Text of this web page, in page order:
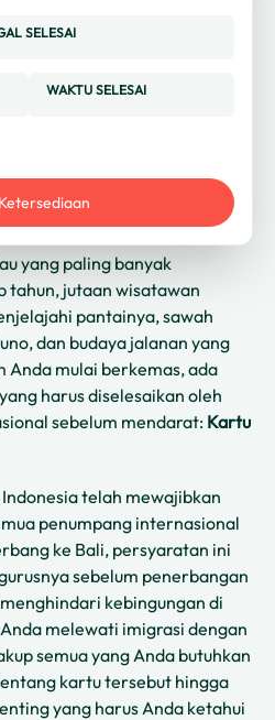
SELESAI
WAKTU SELESAI
yang paling banyak
tahun, jutaan wisatawan
pantainya, sawah
dan budaya jalanan yang
Anda mulai berkemas, ada
harus diselesaikan oleh
sebelum mendarat: Kartu
Indonesia telah mewajibkan
penumpang internasional
ke Bali, persyaratan ini
sebelum penerbangan
kebingungan di
melewati imigrasi dengan
semua yang Anda butuhkan
kartu tersebut hingga
yang harus Anda ketahui